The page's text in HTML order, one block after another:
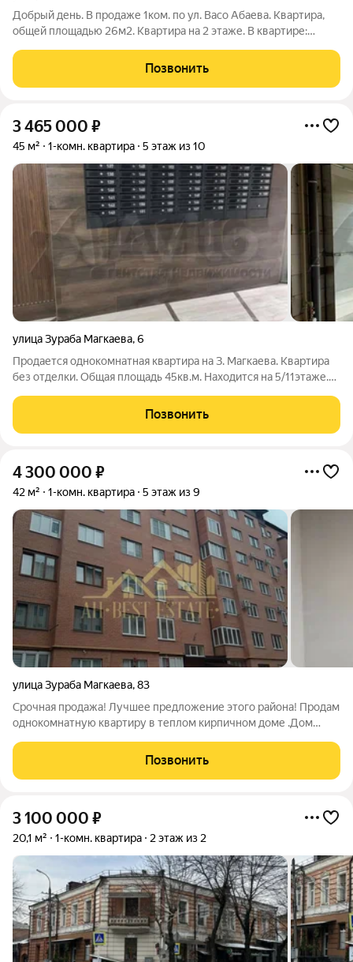
Добрый день. В продаже 1ком. по ул. Васо Абаева. Квартира,
общей площадью 26м2. Квартира на 2 этаже. В квартире:
санузел; -потолки около 3м. В непосредственной близости
магазины и остановка
Позвонить
3 465 000 ₽
45 м² 1-комн. квартира 5 этаж из 10
улица Зураба Магкаева,6
Продается однокомнатная квартира на З. Магкаева. Квартира
без отделки. Общая площадь 45кв.м. Находится на 5/11этаже.
инфраструктура. Рядом школа, садик, магазины, транспортная
развязка и многое другое.
Позвонить
4 300 000 ₽
42 м² 1-комн. квартира 5 этаж из 9
улица Зураба Магкаева,83
Срочная продажа! Лучшее предложение этого района! Продам
однокомнатную квартиру в теплом кирпичном доме .Дом
ти этажного дома.Дом с лифтом Все черновые работы
сделаны, стяжка, штукатурка,
Позвонить
3 100 000 ₽
20,1 м² 1-комн. квартира 2 этаж из 2